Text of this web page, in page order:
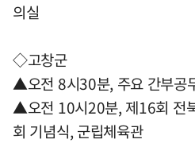
의실
◇고창군
▲오전 8시30분, 주요 간부공
▲오전 10시20분, 제16회 전
회 기념식, 군립체육관